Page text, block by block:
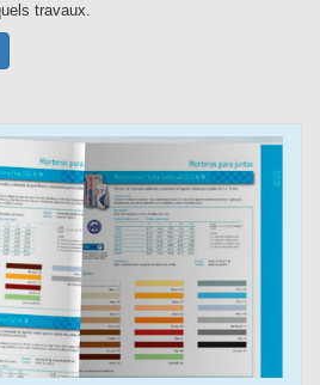
travaux.